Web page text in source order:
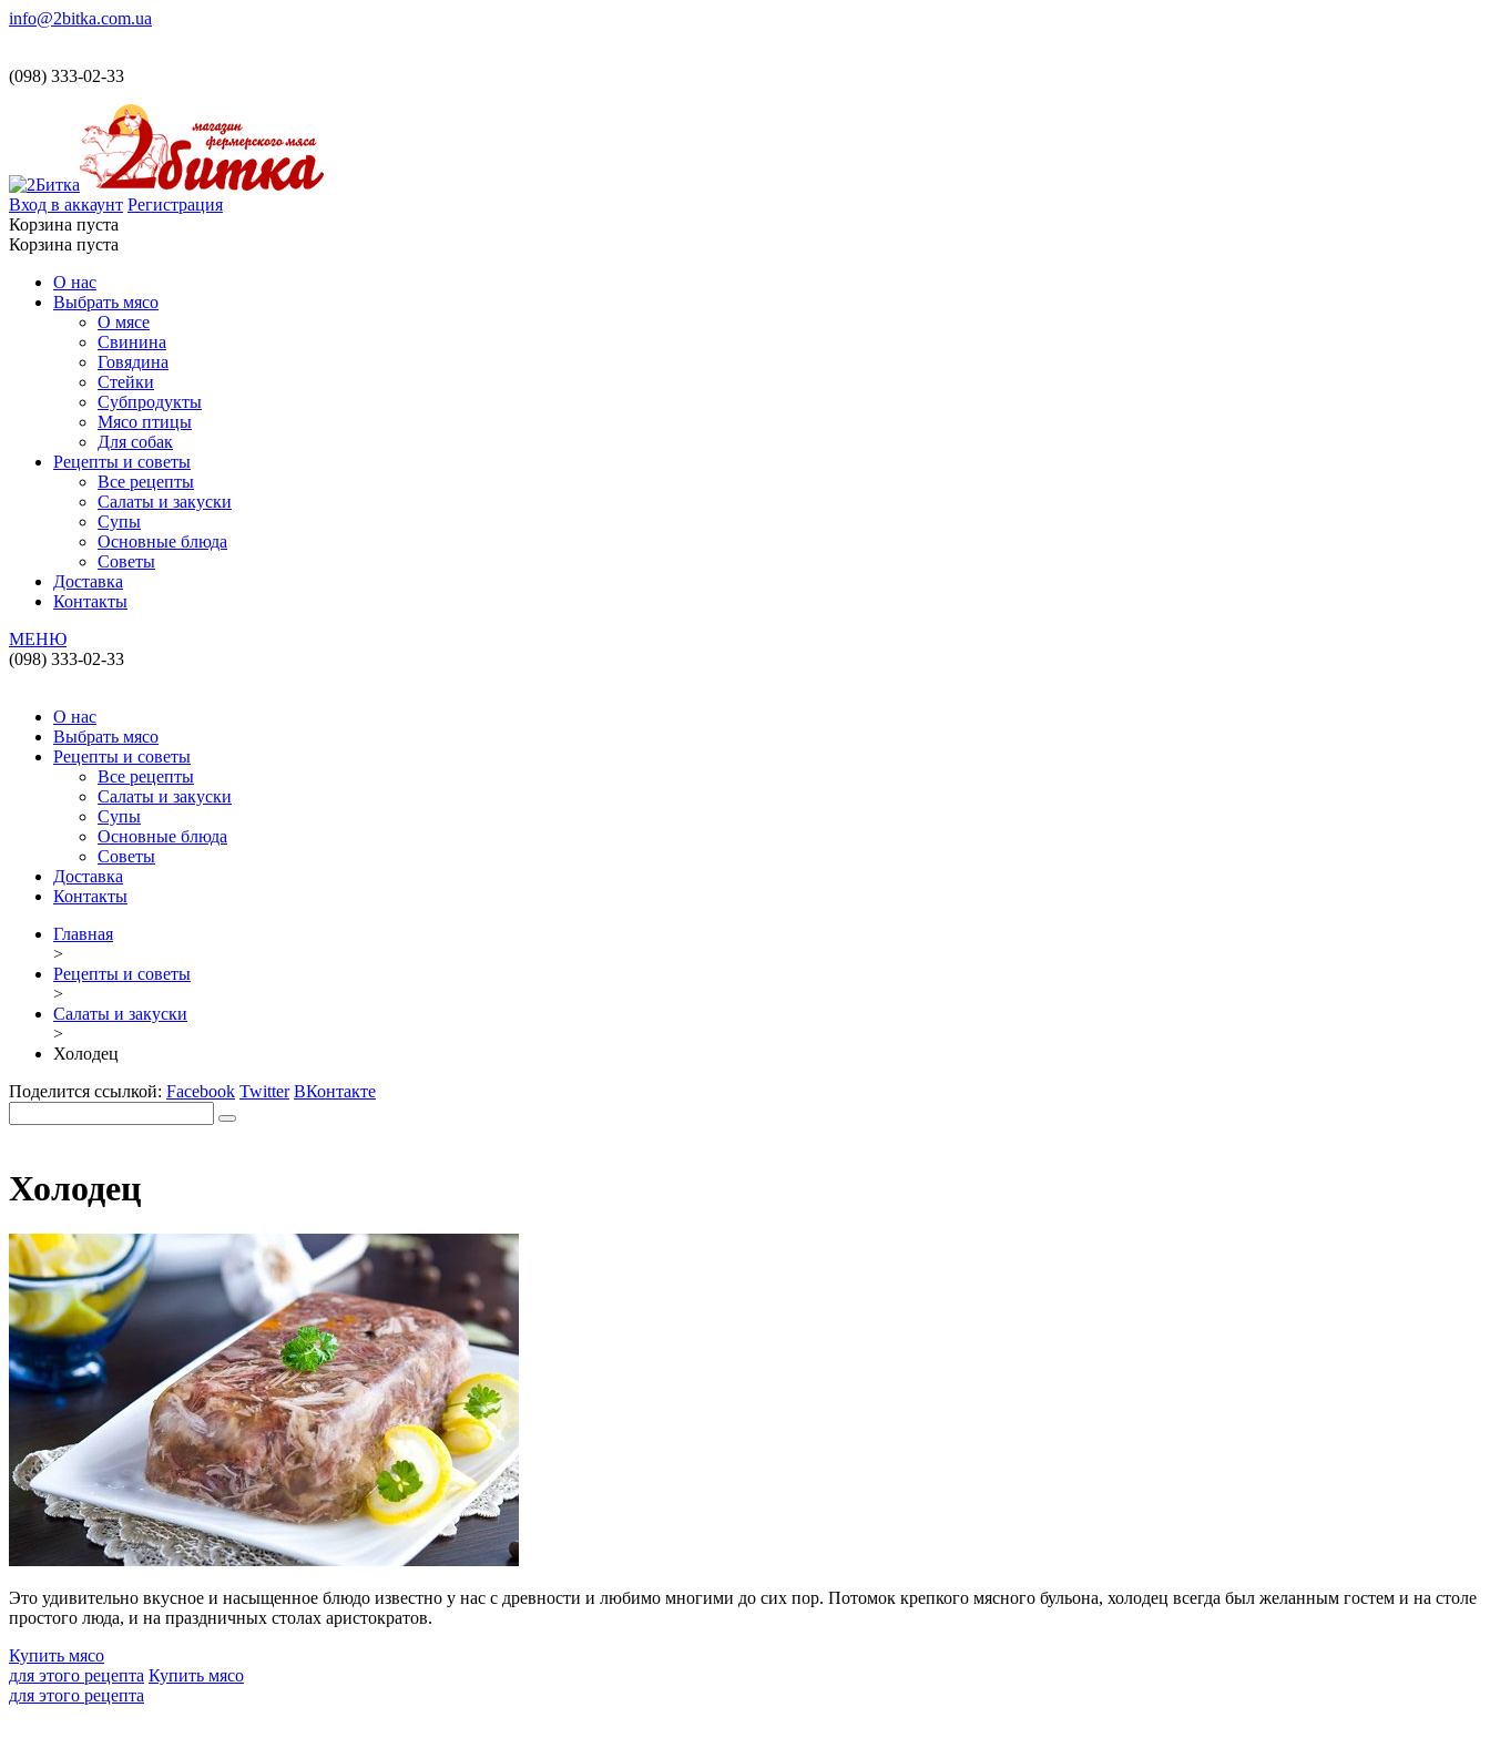
info@2bitka.com.ua
(098) 333-02-33
Вход в аккаунт Регистрация
Корзина пуста
Корзина пуста
О нас
Выбрать мясо
О мясе
Свинина
Говядина
Стейки
Субпродукты
Мясо птицы
Для собак
Рецепты и советы
Все рецепты
Салаты и закуски
Супы
Основные блюда
Советы
Доставка
Контакты
МЕНЮ
(098) 333-02-33
О нас
Выбрать мясо
Рецепты и советы
Все рецепты
Салаты и закуски
Супы
Основные блюда
Советы
Доставка
Контакты
Главная
>
Рецепты и советы
>
Салаты и закуски
>
Холодец
Поделится ссылкой: Facebook Twitter ВКонтакте
Холодец
Это удивительно вкусное и насыщенное блюдо известно у нас с древности и любимо многими до сих пор. Потомок крепкого мясного бульона, холодец всегда был желанным гостем и на столе
простого люда, и на праздничных столах аристократов.
Купить мясо
для этого рецепта Купить мясо
для этого рецепта